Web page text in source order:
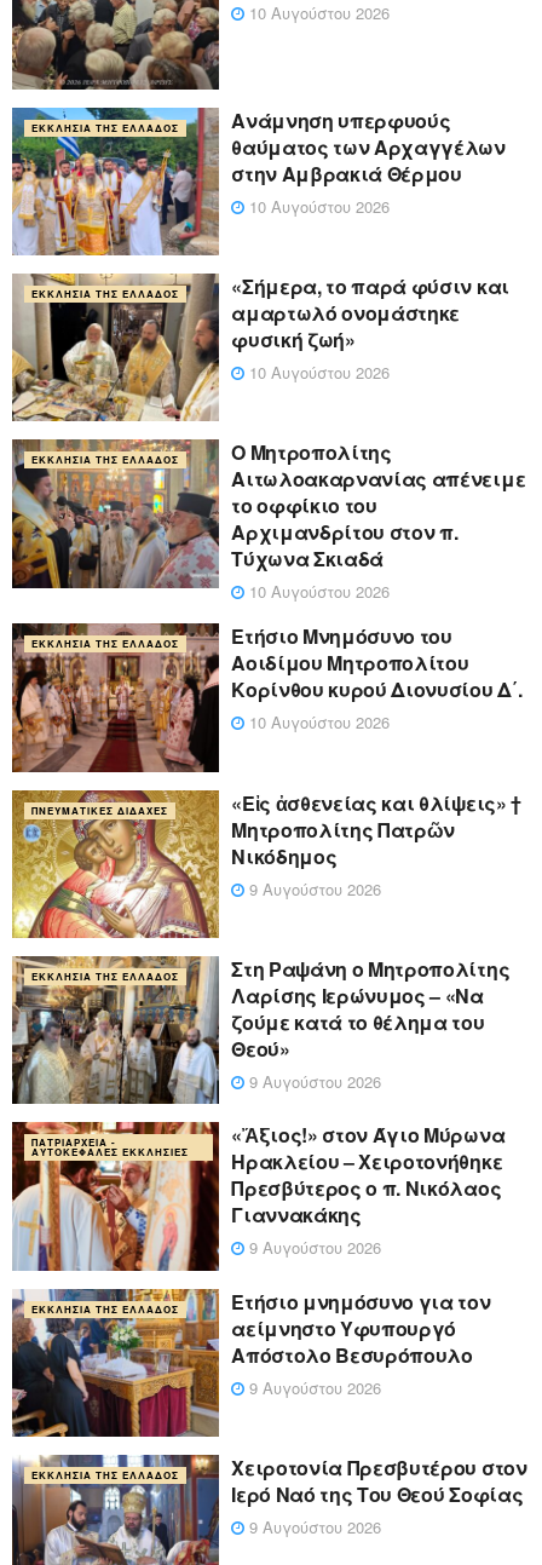
10 Αυγούστου 2026
ΕΚΚΛΗΣΊΑ ΤΗΣ ΕΛΛΆΔΟΣ
Ανάμνηση υπερφυούς
θαύματος των Αρχαγγέλων
στην Αμβρακιά Θέρμου
10 Αυγούστου 2026
ΕΚΚΛΗΣΊΑ ΤΗΣ ΕΛΛΆΔΟΣ
«Σήμερα, το παρά φύσιν και
αμαρτωλό ονομάστηκε
φυσική ζωή»
10 Αυγούστου 2026
ΕΚΚΛΗΣΊΑ ΤΗΣ ΕΛΛΆΔΟΣ
Ο Μητροπολίτης
Αιτωλοακαρνανίας απένειμε
το οφφίκιο του
Αρχιμανδρίτου στον π.
Τύχωνα Σκιαδά
10 Αυγούστου 2026
ΕΚΚΛΗΣΊΑ ΤΗΣ ΕΛΛΆΔΟΣ
Ετήσιο Μνημόσυνο του
Αοιδίμου Μητροπολίτου
Κορίνθου κυρού Διονυσίου Δ΄.
10 Αυγούστου 2026
ΠΝΕΥΜΑΤΙΚΈΣ ΔΙΔΑΧΈΣ
«Eἰς ἀσθενείας και θλίψεις» †
Μητροπολίτης Πατρῶν
Νικόδημος
9 Αυγούστου 2026
ΕΚΚΛΗΣΊΑ ΤΗΣ ΕΛΛΆΔΟΣ
Στη Ραψάνη ο Μητροπολίτης
Λαρίσης Ιερώνυμος – «Να
ζούμε κατά το θέλημα του
Θεού»
9 Αυγούστου 2026
ΠΑΤΡΙΑΡΧΕΊΑ -
ΑΥΤΟΚΈΦΑΛΕΣ ΕΚΚΛΗΣΊΕΣ
«Ἄξιος!» στον Άγιο Μύρωνα
Ηρακλείου – Χειροτονήθηκε
Πρεσβύτερος ο π. Νικόλαος
Γιαννακάκης
9 Αυγούστου 2026
ΕΚΚΛΗΣΊΑ ΤΗΣ ΕΛΛΆΔΟΣ
Ετήσιο μνημόσυνο για τον
αείμνηστο Υφυπουργό
Απόστολο Βεσυρόπουλο
9 Αυγούστου 2026
ΕΚΚΛΗΣΊΑ ΤΗΣ ΕΛΛΆΔΟΣ
Χειροτονία Πρεσβυτέρου στον
Ιερό Ναό της Του Θεού Σοφίας
9 Αυγούστου 2026